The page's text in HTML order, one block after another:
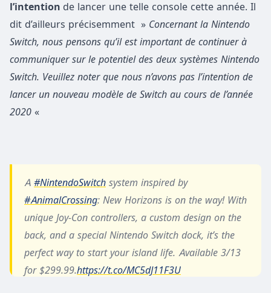
l’intention de lancer une telle console cette année. Il
dit d’ailleurs précisemment » Concernant la Nintendo
Switch, nous pensons qu’il est important de continuer à
communiquer sur le potentiel des deux systèmes Nintendo
Switch. Veuillez noter que nous n’avons pas l’intention de
lancer un nouveau modèle de Switch au cours de l’année
2020 «
A #NintendoSwitch system inspired by
#AnimalCrossing: New Horizons is on the way! With
unique Joy-Con controllers, a custom design on the
back, and a special Nintendo Switch dock, it’s the
perfect way to start your island life. Available 3/13
for $299.99.https://t.co/MC5dJ11F3U